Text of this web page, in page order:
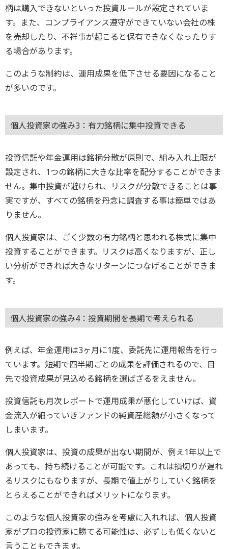
柄は購入できないといった投資ルールが設定されていま
す。また、コンプライアンス遵守ができていない会社の株
を売却したり、不祥事が起こると保有できなくなったりす
る場合があります。
このような制約は、運用成果を低下させる要因になること
が多いのです。
個人投資家の強み3：有力銘柄に集中投資できる
投資信託や年金運用は銘柄分散が原則で、組み入れ上限が
設定され、1つの銘柄に大きな比率を配分することができま
せん。集中投資が避けられ、リスクが分散できることは事
実ですが、すべての銘柄を丹念に調査する事は簡単ではあ
りません。
個人投資家は、ごく少数の有力銘柄と思われる株式に集中
投資することができます。リスクは高くなりますが、正し
い分析ができれば大きなリターンにつなげることができま
す。
個人投資家の強み4：投資期間を長期で考えられる
例えば、年金運用は3ヶ月に1度、委託先に運用報告を行っ
ています。短期で四半期ごとの成果を評価されるので、目
先で投資成果が見込める銘柄を選ばざるをえません。
投資信託も月次レポートで運用成果が悪化していけば、資
金流入が細っていきファンドの純資産総額が小さくなって
しまいます。
個人投資家は、投資の成果が出ない期間が、例え1年以上で
あっても、持ち続けることが可能です。これは損切りが遅れ
るリスクにもなりますが、長期で値上がりしていく銘柄を
とらえることができればメリットになります。
このような個人投資家の強みを考慮に入れれば、個人投資
家がプロの投資家に勝てる可能性は、必ずしも低くないと
言うこともできます。